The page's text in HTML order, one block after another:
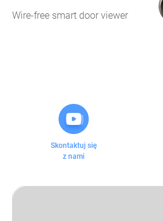
Wire-free smart door viewer
Skontaktuj się
z nami